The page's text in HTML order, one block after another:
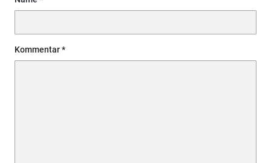
Kommentar